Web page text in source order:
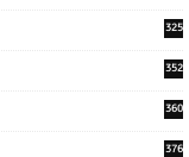
325
352
360
376